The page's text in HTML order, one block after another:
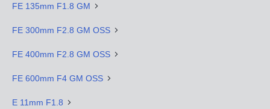
FE 135mm F1.8 GM
FE 300mm F2.8 GM OSS
FE 400mm F2.8 GM OSS
FE 600mm F4 GM OSS
E 11mm F1.8